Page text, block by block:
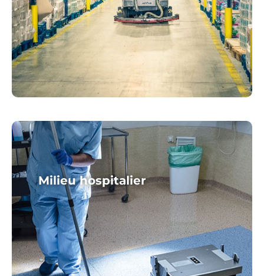
Milieu hospitalier